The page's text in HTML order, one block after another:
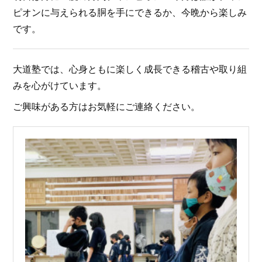
ピオンに与えられる胴を手にできるか、今晩から楽しみ
です。
大道塾では、心身ともに楽しく成長できる稽古や取り組
みを心がけています。
ご興味がある方はお気軽にご連絡ください。